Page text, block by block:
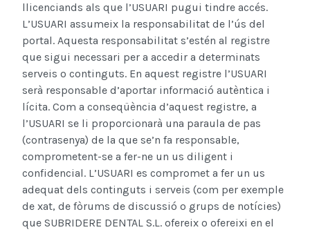
llicenciands als que l’USUARI pugui tindre accés.
L’USUARI assumeix la responsabilitat de l’ús del
portal. Aquesta responsabilitat s’estén al registre
que sigui necessari per a accedir a determinats
serveis o continguts. En aquest registre l’USUARI
serà responsable d’aportar informació autèntica i
lícita. Com a conseqüència d’aquest registre, a
l’USUARI se li proporcionarà una paraula de pas
(contrasenya) de la que se’n fa responsable,
comprometent-se a fer-ne un us diligent i
confidencial. L’USUARI es compromet a fer un us
adequat dels continguts i serveis (com per exemple
de xat, de fòrums de discussió o grups de notícies)
que SUBRIDERE DENTAL S.L. ofereix o ofereixi en el